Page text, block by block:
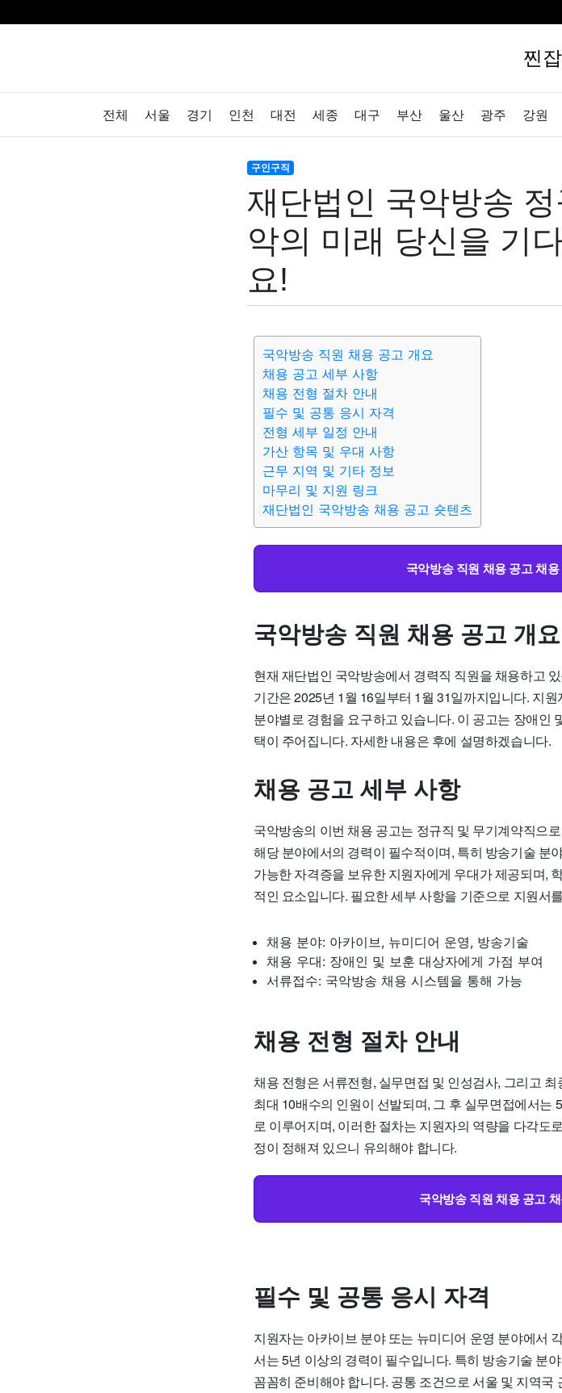
찐잡
전체 서울 경기 인천 대전 세종 대구 부산 울산 광주 강원
구인구직
재단법인 국악방송
악의 미래 당신을 기
요!
국악방송 직원 채용 공고 개요
채용 공고 세부 사항
채용 전형 절차 안내
필수 및 공통 응시 자격
전형 세부 일정 안내
가산 항목 및 우대 사항
근무 지역 및 기타 정보
마무리 및 지원 링크
재단법인 국악방송 채용 공고 숏텐츠
국악방송 직원 채용 공고 채
국악방송 직원 채용 공고 개요
현재 재단법인 국악방송에서 경력직 직원을 채용하고
기간은 2025년 1월 16일부터 1월 31일까지입니다. 지
분야별로 경험을 요구하고 있습니다. 이 공고는 장애인
택이 주어집니다. 자세한 내용은 후에 설명하겠습니다.
채용 공고 세부 사항
국악방송의 이번 채용 공고는 정규직 및 무기계약직으
해당 분야에서의 경력이 필수적이며, 특히 방송기술 분
가능한 자격증을 보유한 지원자에게 우대가 제공되며,
적인 요소입니다. 필요한 세부 사항을 기준으로 지원서
채용 분야: 아카이브, 뉴미디어 운영, 방송기술
채용 우대: 장애인 및 보훈 대상자에게 가점 부여
서류접수: 국악방송 채용 시스템을 통해 가능
채용 전형 절차 안내
채용 전형은 서류전형, 실무면접 및 인성검사, 그리고
최대 10배수의 인원이 선발되며, 그 후 실무면접에서는
로 이루어지며, 이러한 절차는 지원자의 역량을 다각도
정이 정해져 있으니 유의해야 합니다.
국악방송 직원 채용 공고
필수 및 공통 응시 자격
지원자는 아카이브 분야 또는 뉴미디어 운영 분야에서
서는 5년 이상의 경력이 필수입니다. 특히 방송기술 분
꼼꼼히 준비해야 합니다. 공통 조건으로 서울 및 지역